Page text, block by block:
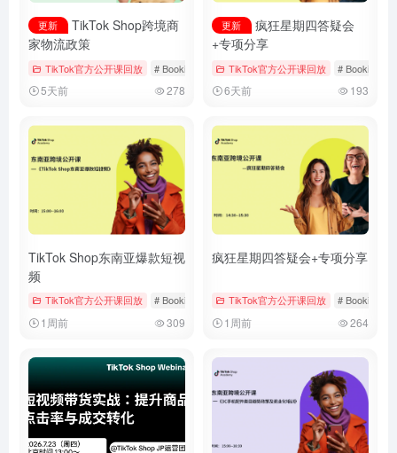
更新
TikTok Shop跨境商
家物流政策
TikTok官方公开课回放 # Bookings & Vouchers # tiktok # 厨房用品
5天前 278
更新
疯狂星期四答疑会
+专项分享
TikTok官方公开课回放 # Bookings
6天前 193
TikTok Shop东南亚爆款短视
频
TikTok官方公开课回放 # Bookings & Vouchers # tiktok # 厨房用品
1周前 309
疯狂星期四答疑会+专项分享
TikTok官方公开课回放 # Bookings
1周前 264